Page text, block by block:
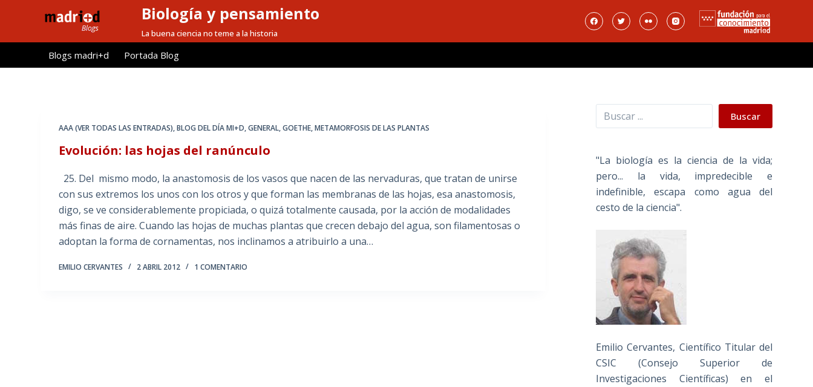
l
Biología y pensamiento
La buena ciencia no teme a la historia
Blogs madri+d Portada Blog
AAA (VER TODAS LAS ENTRADAS),BLOG DEL DÍA MI+D,GENERAL,GOETHE,METAMORFOSIS DE LAS PLANTAS
Evolución: las hojas del ranúnculo
25. Del mismo modo, la anastomosis de los vasos que nacen de las nervaduras, que tratan de unirse
con sus extremos los unos con los otros y que forman las membranas de las hojas, esa anastomosis,
digo, se ve considerablemente propiciada, o quizá totalmente causada, por la acción de modalidades
más finas de aire. Cuando las hojas de muchas plantas que crecen debajo del agua, son filamentosas o
adoptan la forma de cornamentas, nos inclinamos a atribuirlo a una…
EMILIO CERVANTES 2 ABRIL 2012 1 COMENTARIO
Buscar Buscar
"La biología es la ciencia de la vida;
pero... la vida, impredecible e
indefinible, escapa como agua del
cesto de la ciencia".
Emilio Cervantes, Científico Titular del
CSIC (Consejo Superior de
Investigaciones Científicas) en el